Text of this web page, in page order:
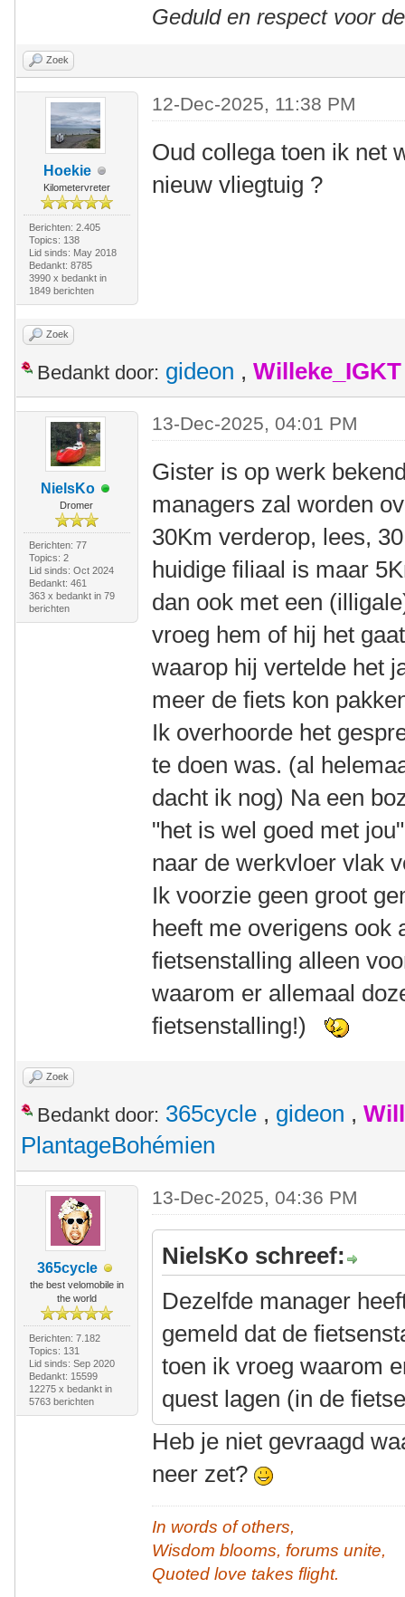
Geduld en respect voor
Zoek
Hoekie
Kilometervreter
Berichten: 2.405
Topics: 138
Lid sinds: May 2018
Bedankt: 8785
3990 x bedankt in
1849 berichten
12-Dec-2025, 11:38 PM
Oud collega toen ik net
nieuw vliegtuig ?
Zoek
Bedankt door: gideon , Willeke_IGKT
NielsKo
Dromer
Berichten: 77
Topics: 2
Lid sinds: Oct 2024
Bedankt: 461
363 x bedankt in 79
berichten
13-Dec-2025, 04:01 PM
Gister is op werk
managers zal worden
30Km verderop, lees,
huidige filiaal is maar
dan ook met een
vroeg hem of hij het
waarop hij vertelde het
meer de fiets kon
Ik overhoorde het
te doen was. (al
dacht ik nog) Na een
"het is wel goed met
naar de werkvloer vlak
Ik voorzie geen groot
heeft me overigens ook
fietsenstalling alleen
waarom er allemaal
fietsenstalling!)
Zoek
Bedankt door: 365cycle , gideon ,
PlantageBohémien
365cycle
the best velomobile in
the world
Berichten: 7.182
Topics: 131
Lid sinds: Sep 2020
Bedankt: 15599
12275 x bedankt in
5763 berichten
13-Dec-2025, 04:36 PM
NielsKo schreef:
Dezelfde manager
gemeld dat de
toen ik vroeg waarom
quest lagen (in de
Heb je niet gevraagd
neer zet?
In words of others,
Wisdom blooms, forums unite,
Quoted love takes flight.